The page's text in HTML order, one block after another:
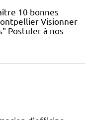
10 bonnes
Visionner
Postuler à nos